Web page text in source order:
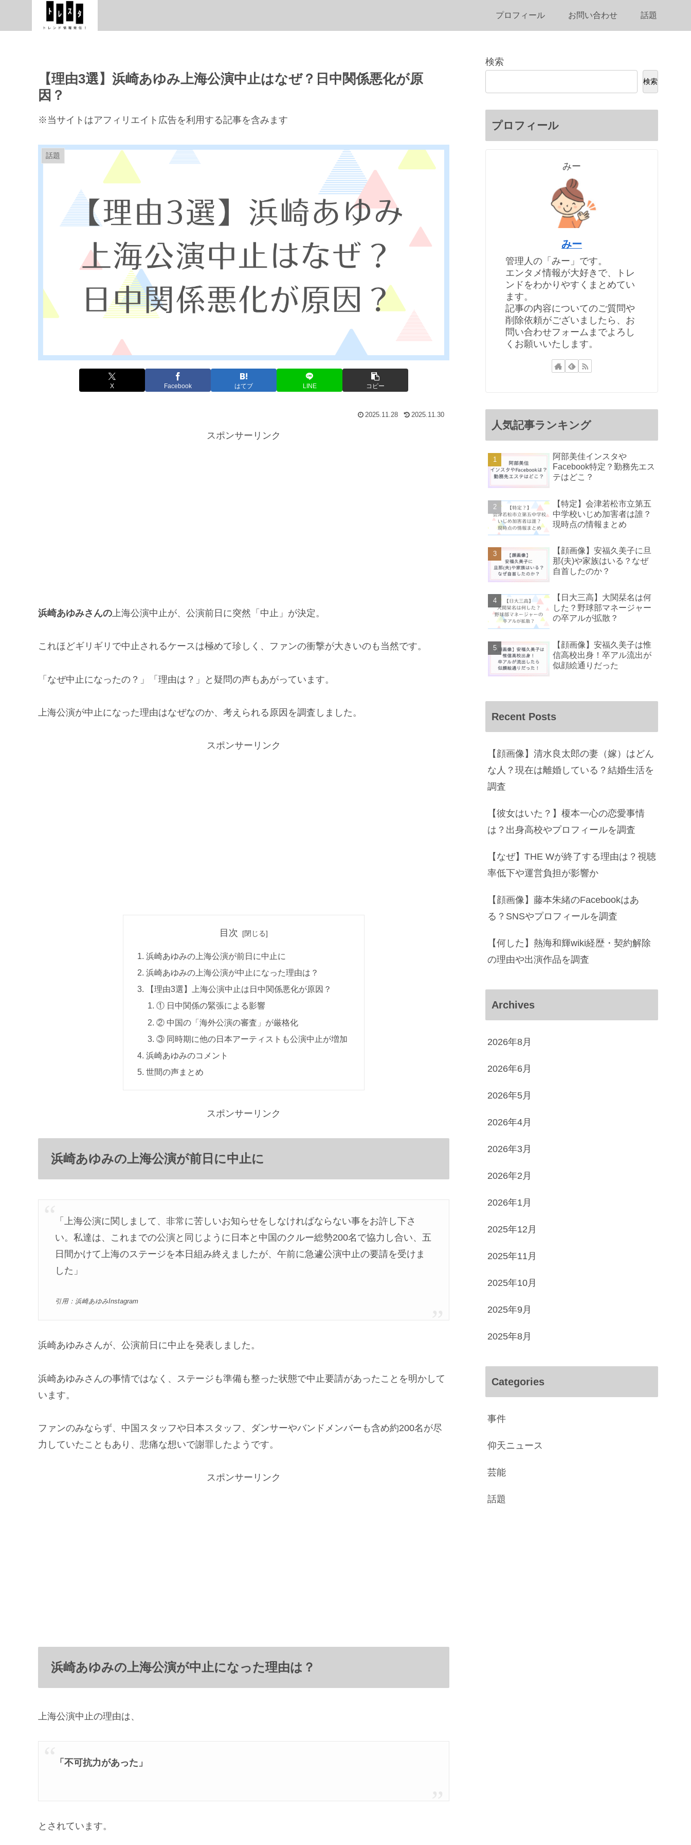
プロフィール お問い合わせ 話題
【理由3選】浜崎あゆみ上海公演中止はなぜ？日中関係悪化が原
因？
※当サイトはアフィリエイト広告を利用する記事を含みます
話題
X Facebook はてブ LINE コピー
2025.11.28 2025.11.30
スポンサーリンク
浜崎あゆみさんの 上海公演中止が、公演前日に突然「中止」が決定。
これほどギリギリで中止されるケースは極めて珍しく、ファンの衝撃が大きいのも当然です。
「なぜ中止になったの？」「理由は？」と疑問の声もあがっています。
上海公演が中止になった理由はなぜなのか、考えられる原因を調査しました。
スポンサーリンク
目次
浜崎あゆみの上海公演が前日に中止に
浜崎あゆみの上海公演が中止になった理由は？
【理由3選】上海公演中止は日中関係悪化が原因？
① 日中関係の緊張による影響
② 中国の「海外公演の審査」が厳格化
③ 同時期に他の日本アーティストも公演中止が増加
浜崎あゆみのコメント
世間の声まとめ
スポンサーリンク
浜崎あゆみの上海公演が前日に中止に
「上海公演に関しまして、非常に苦しいお知らせをしなければならない事をお許し下さ
い。私達は、これまでの公演と同じように日本と中国のクルー総勢200名で協力し合い、五
日間かけて上海のステージを本日組み終えましたが、午前に急遽公演中止の要請を受けま
した」
引用：浜崎あゆみInstagram
浜崎あゆみさんが、公演前日に中止を発表しました。
浜崎あゆみさんの事情ではなく、ステージも準備も整った状態で中止要請があったことを明かして
います。
ファンのみならず、中国スタッフや日本スタッフ、ダンサーやバンドメンバーも含め約200名が尽
力していたこともあり、悲痛な想いで謝罪したようです。
スポンサーリンク
浜崎あゆみの上海公演が中止になった理由は？
上海公演中止の理由は、
「不可抗力があった」
とされています。
検索
検索
プロフィール
みー
みー
管理人の「みー」です。
エンタメ情報が大好きで、トレ
ンドをわかりやすくまとめてい
ます。
記事の内容についてのご質問や
削除依頼がございましたら、お
問い合わせフォームまでよろし
くお願いいたします。
人気記事ランキング
阿部美佳インスタや
Facebook特定？勤務先エス
テはどこ？
【特定】会津若松市立第五
中学校いじめ加害者は誰？
現時点の情報まとめ
【顔画像】安福久美子に旦
那(夫)や家族はいる？なぜ
自首したのか？
【日大三高】大関栞名は何
した？野球部マネージャー
の卒アルが拡散？
【顔画像】安福久美子は惟
信高校出身！卒アル流出が
似顔絵通りだった
Recent Posts
【顔画像】清水良太郎の妻（嫁）はどん
な人？現在は離婚している？結婚生活を
調査
【彼女はいた？】榎本一心の恋愛事情
は？出身高校やプロフィールを調査
【なぜ】THE Wが終了する理由は？視聴
率低下や運営負担が影響か
【顔画像】藤本朱緒のFacebookはあ
る？SNSやプロフィールを調査
【何した】熱海和輝wiki経歴・契約解除
の理由や出演作品を調査
Archives
2026年8月
2026年6月
2026年5月
2026年4月
2026年3月
2026年2月
2026年1月
2025年12月
2025年11月
2025年10月
2025年9月
2025年8月
Categories
事件
仰天ニュース
芸能
話題